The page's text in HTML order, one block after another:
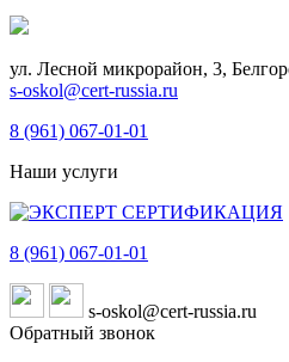
ул. Лесной микрорайон, 3,
s-oskol@cert-russia.ru
8 (961) 067-01-01
Наши услуги
8 (961) 067-01-01
s-oskol@cert-russia.ru
Обратный звонок